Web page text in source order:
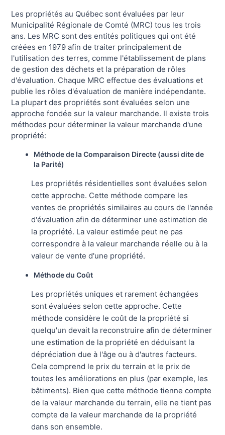
Les propriétés au Québec sont évaluées par leur
Municipalité Régionale de Comté (MRC) tous les trois
ans. Les MRC sont des entités politiques qui ont été
créées en 1979 afin de traiter principalement de
l'utilisation des terres, comme l'établissement de plans
de gestion des déchets et la préparation de rôles
d'évaluation. Chaque MRC effectue des évaluations et
publie les rôles d'évaluation de manière indépendante.
La plupart des propriétés sont évaluées selon une
approche fondée sur la valeur marchande. Il existe trois
méthodes pour déterminer la valeur marchande d'une
propriété:
Méthode de la Comparaison Directe (aussi dite de
la Parité)
Les propriétés résidentielles sont évaluées selon
cette approche. Cette méthode compare les
ventes de propriétés similaires au cours de l'année
d'évaluation afin de déterminer une estimation de
la propriété. La valeur estimée peut ne pas
correspondre à la valeur marchande réelle ou à la
valeur de vente d'une propriété.
Méthode du Coût
Les propriétés uniques et rarement échangées
sont évaluées selon cette approche. Cette
méthode considère le coût de la propriété si
quelqu'un devait la reconstruire afin de déterminer
une estimation de la propriété en déduisant la
dépréciation due à l'âge ou à d'autres facteurs.
Cela comprend le prix du terrain et le prix de
toutes les améliorations en plus (par exemple, les
bâtiments). Bien que cette méthode tienne compte
de la valeur marchande du terrain, elle ne tient pas
compte de la valeur marchande de la propriété
dans son ensemble.